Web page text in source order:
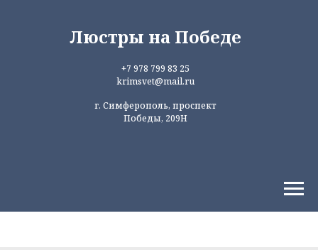
Люстры на Победе
+7 978 799 83 25
krimsvet@mail.ru
г. Симферополь, проспект
Победы, 209Н